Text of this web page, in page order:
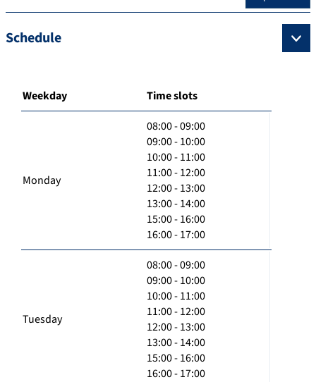
Schedule
Weekday Time slots
Monday
08:00 - 09:00
09:00 - 10:00
10:00 - 11:00
11:00 - 12:00
12:00 - 13:00
13:00 - 14:00
15:00 - 16:00
16:00 - 17:00
Tuesday
08:00 - 09:00
09:00 - 10:00
10:00 - 11:00
11:00 - 12:00
12:00 - 13:00
13:00 - 14:00
15:00 - 16:00
16:00 - 17:00